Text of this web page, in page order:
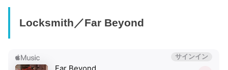
Locksmith／Far Beyond